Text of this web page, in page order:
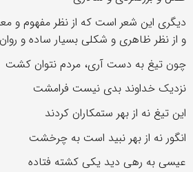
دیگری این شعر است که از نظر مفهوم و
و از نظر ظاهری و شکلی بسیار ساده و
چون تیغ به دست آری، مردم نتوان کشت
نزدیک خداوند بدی نیست فرامشت
این تیغ نه از بهر ستمکاران کردند
انگور نه از بهر نبید است به چرخشت
عیسی به رهی دید یکی کشته فتاده